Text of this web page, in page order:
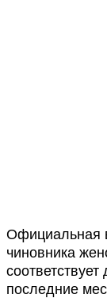
Официальная
чиновника
последние